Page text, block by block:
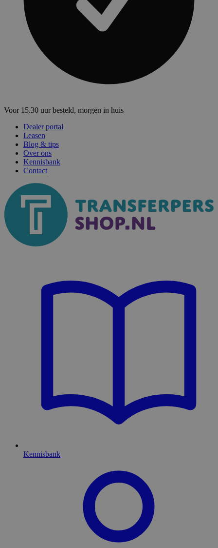
Voor 15.30 uur besteld, morgen in huis
Dealer portal
Leasen
Blog & tips
Over ons
Kennisbank
Contact
Kennisbank